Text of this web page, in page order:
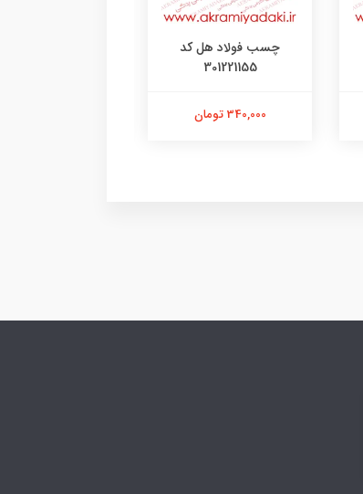
چسب فولاد هل کد
301221155
340,000 تومان